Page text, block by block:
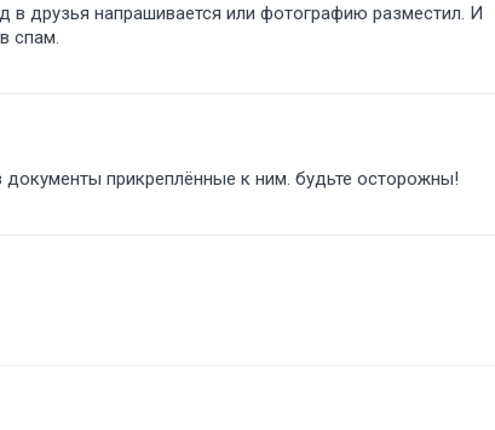
в друзья напрашивается или фотографию разместил. И
спам.
прикреплённые к ним. будьте осторожны!